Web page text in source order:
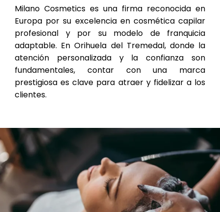
Milano Cosmetics es una firma reconocida en
Europa por su excelencia en cosmética capilar
profesional y por su modelo de franquicia
adaptable. En Orihuela del Tremedal, donde la
atención personalizada y la confianza son
fundamentales, contar con una marca
prestigiosa es clave para atraer y fidelizar a los
clientes.